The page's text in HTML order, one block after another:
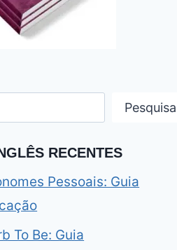
RECENTES
Pessoais: Guia
To Be: Guia